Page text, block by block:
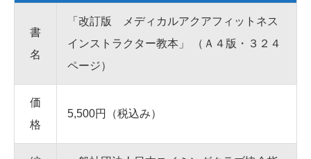
書
名
「改訂版 メディカルアクアフィットネス
インストラクター教本」 （Ａ４版・３２４
ページ）
価
格
5,500円（税込み）